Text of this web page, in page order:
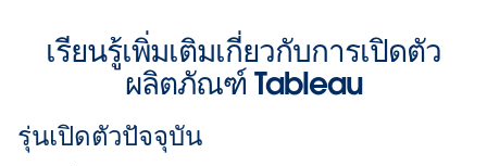
เรียนรู้เพิ่มเติมเกี่ยวกับการเปิดตัว
ผลิตภัณฑ์ Tableau
รุ่นเปิดตัวปัจจุบัน